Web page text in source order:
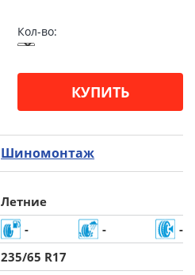
Кол-во:
КУПИТЬ
Шиномонтаж
Летние
- -
-
235/65 R17